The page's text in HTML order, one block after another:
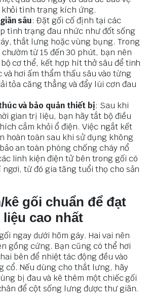
tình trạng kích ứng.
sâu: Đặt gối cố định tại các
tình trạng đau nhức như đốt sống
thắt lưng hoặc vùng bụng. Trong
từ 15 đến 30 phút, bạn nên
cơ thể, kết hợp hít thở sâu để tinh
và hơi ấm thẩm thấu sâu vào từng
tỏa căng thẳng và đẩy lùi cơn đau
và bảo quản thiết bị: Sau khi
gian trị liệu, bạn hãy tắt bộ điều
cắm khỏi ổ điện. Việc ngắt kết
hoàn toàn sau khi sử dụng không
an toàn phòng chống cháy nổ
linh kiện điện tử bên trong gối có
từ đó gia tăng tuổi thọ cho sản
gối chuẩn để đạt
cao nhất
ngay dưới hõm gáy. Hai vai nên
gồng cứng. Bạn cũng có thể hơi
bên để nhiệt tác động đều vào
cổ. Nếu dùng cho thắt lưng, hãy
bị đau và kê thêm một chiếc gối
để cột sống lưng được thư giãn.